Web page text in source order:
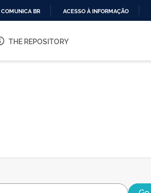
O
COMUNICA BR ACESSO À INFORMAÇÃO
THE REPOSITORY